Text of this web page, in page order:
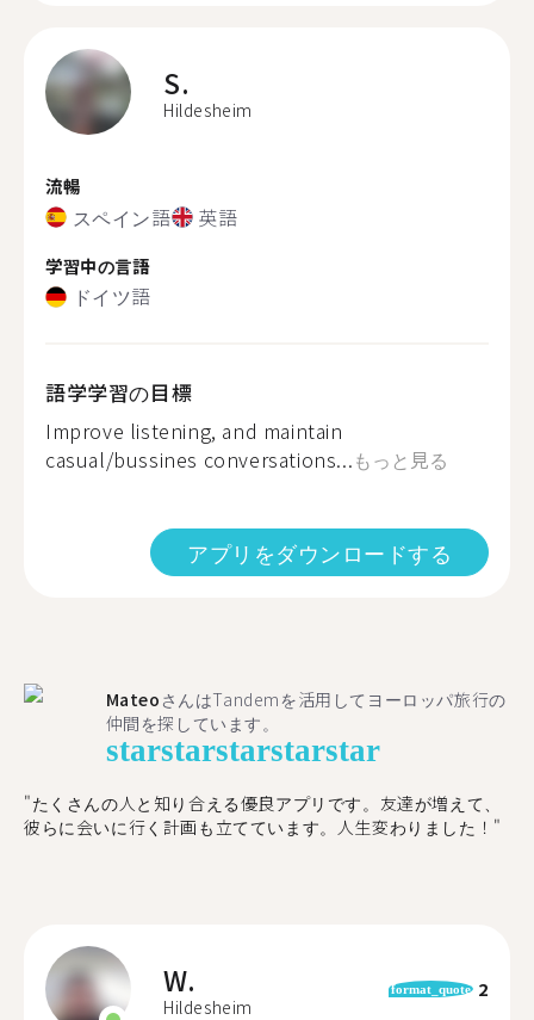
S.
Hildesheim
流暢
スペイン語 英語
学習中の言語
ドイツ語
語学学習の目標
Improve listening, and maintain
casual/bussines conversations...もっと見る
アプリをダウンロードする
Mateo さんはTandemを活用してヨーロッパ旅行の
仲間を探しています。
starstarstarstarstar
"たくさんの人と知り合える優良アプリです。友達が増えて、
彼らに会いに行く計画も立てています。人生変わりました！"
W.
Hildesheim
format_quote 2